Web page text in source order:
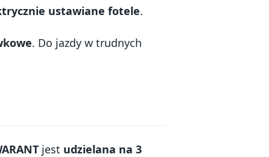
ustawiane fotele.
. Do jazdy w trudnych
jest udzielana na 3